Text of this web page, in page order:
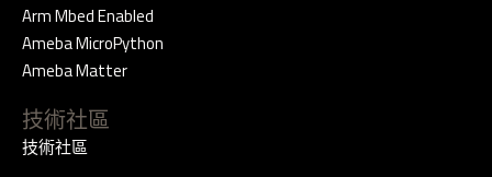
Arm Mbed Enabled
Ameba MicroPython
Ameba Matter
技術社區
技術社區